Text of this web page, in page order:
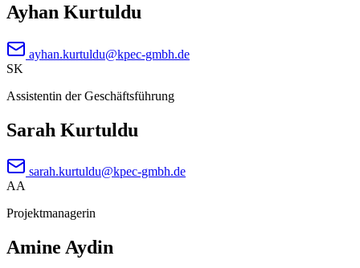
Ayhan Kurtuldu
ayhan.kurtuldu@kpec-gmbh.de
SK
Assistentin der Geschäftsführung
Sarah Kurtuldu
sarah.kurtuldu@kpec-gmbh.de
AA
Projektmanagerin
Amine Aydin